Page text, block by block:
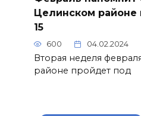
Целинском районе
15
600 04.02.2024
Вторая неделя
районе пройдет под